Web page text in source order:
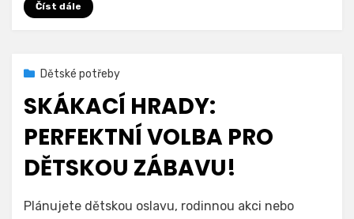
i
pod
střechou
Číst dále
Zveřejněno
28. 5. 2025
Dětské potřeby
SKÁKACÍ HRADY:
PERFEKTNÍ VOLBA PRO
DĚTSKOU ZÁBAVU!
Autor Hradprodeti.cz
Přidat komentář
Plánujete dětskou oslavu, rodinnou akci nebo